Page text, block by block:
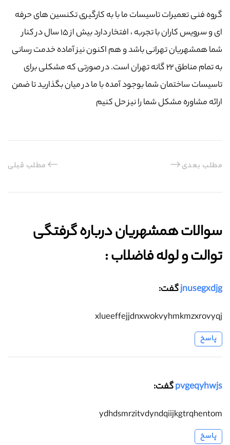
گروه فنی تعمیرات تاسیسات ما با به‌ کارگیری تکنسین های حرفه
ای و سرویس کاران با تجربه ، افتخار دارد بیش از ۱۵ سال در کنار
شما همشهریان تهرانی باشد و هم اکنون نیز آماده خدمت رسانی
به تمام مناطق ۲۲ گانه تهران است. در صورتی که مشکلی برای
تاسیسات ساختمان شما بوجود آمده با ما در میان بگذارید تا ضمن
ارائه مشاوره مشکل شما را نیز حل کنیم
مطلب قبلی مطلب بعدی
سوالات همشهریان درباره گرفتگی
توالت و لوله فاضلاب :‌
jnusegxdjgگفت:
xlueeffejjdnxwokvyhmkmzxrovyqj
پاسخ
pvgeqyhwjsگفت:
ydhdsmrzitvdyndqiijkgtrqhentom
پاسخ